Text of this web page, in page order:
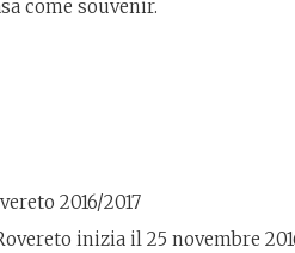
come souvenir.
2016/2017
inizia il 25 novembre